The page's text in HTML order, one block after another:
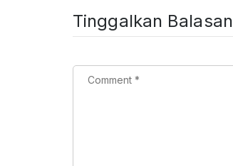
Tinggalkan Balasan